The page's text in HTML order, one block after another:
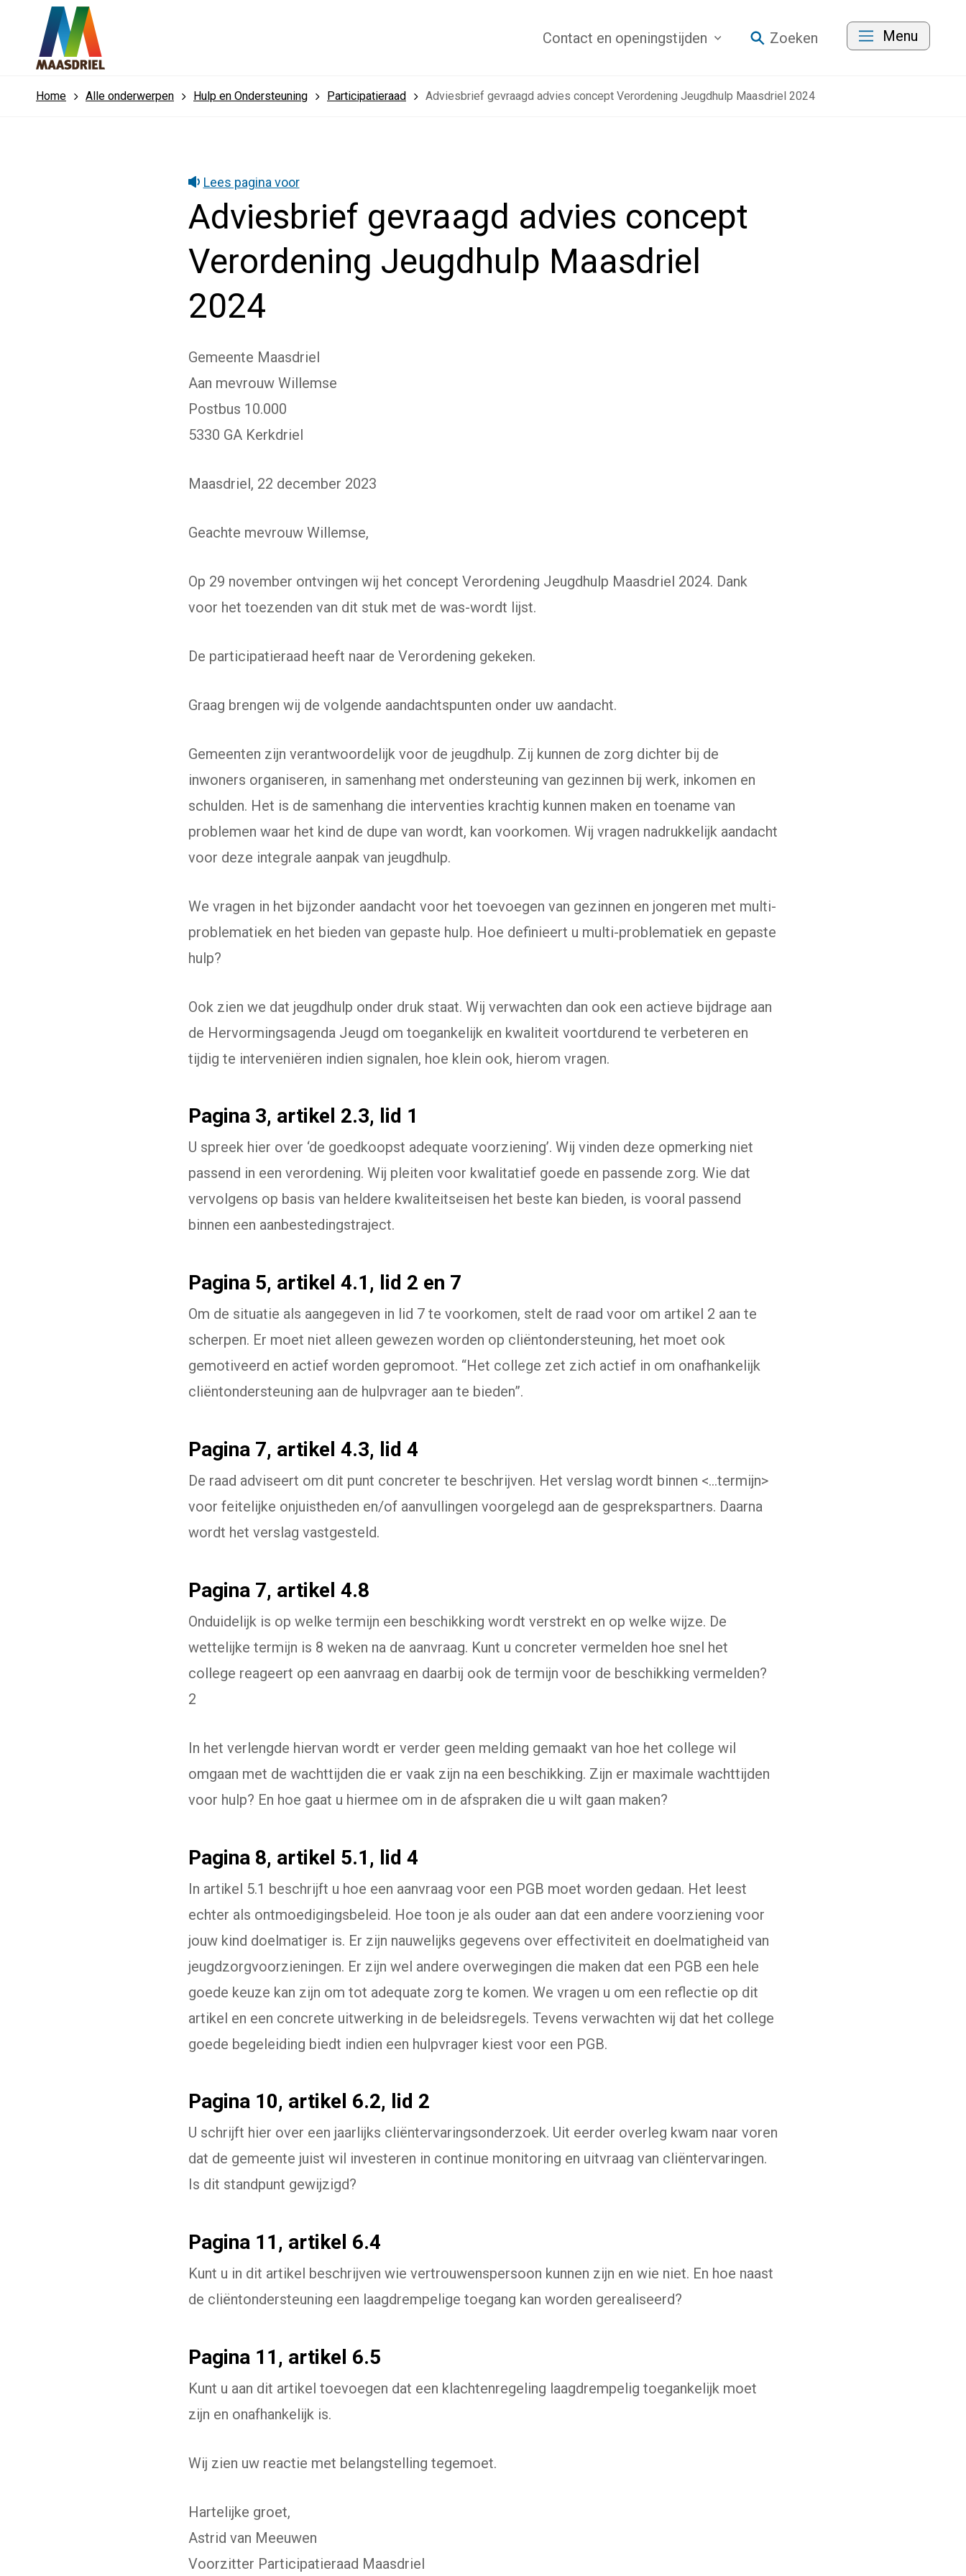
Contact en openingstijden Zoeken Menu
Home Alle onderwerpen Hulp en Ondersteuning Participatieraad Adviesbrief gevraagd advies concept Verordening Jeugdhulp Maasdriel 2024
Lees pagina voor
Adviesbrief gevraagd advies concept
Verordening Jeugdhulp Maasdriel
2024
Gemeente Maasdriel
Aan mevrouw Willemse
Postbus 10.000
5330 GA Kerkdriel
Maasdriel, 22 december 2023
Geachte mevrouw Willemse,
Op 29 november ontvingen wij het concept Verordening Jeugdhulp Maasdriel 2024. Dank
voor het toezenden van dit stuk met de was-wordt lijst.
De participatieraad heeft naar de Verordening gekeken.
Graag brengen wij de volgende aandachtspunten onder uw aandacht.
Gemeenten zijn verantwoordelijk voor de jeugdhulp. Zij kunnen de zorg dichter bij de
inwoners organiseren, in samenhang met ondersteuning van gezinnen bij werk, inkomen en
schulden. Het is de samenhang die interventies krachtig kunnen maken en toename van
problemen waar het kind de dupe van wordt, kan voorkomen. Wij vragen nadrukkelijk aandacht
voor deze integrale aanpak van jeugdhulp.
We vragen in het bijzonder aandacht voor het toevoegen van gezinnen en jongeren met multi-
problematiek en het bieden van gepaste hulp. Hoe definieert u multi-problematiek en gepaste
hulp?
Ook zien we dat jeugdhulp onder druk staat. Wij verwachten dan ook een actieve bijdrage aan
de Hervormingsagenda Jeugd om toegankelijk en kwaliteit voortdurend te verbeteren en
tijdig te interveniëren indien signalen, hoe klein ook, hierom vragen.
Pagina 3, artikel 2.3, lid 1
U spreek hier over ‘de goedkoopst adequate voorziening’. Wij vinden deze opmerking niet
passend in een verordening. Wij pleiten voor kwalitatief goede en passende zorg. Wie dat
vervolgens op basis van heldere kwaliteitseisen het beste kan bieden, is vooral passend
binnen een aanbestedingstraject.
Pagina 5, artikel 4.1, lid 2 en 7
Om de situatie als aangegeven in lid 7 te voorkomen, stelt de raad voor om artikel 2 aan te
scherpen. Er moet niet alleen gewezen worden op cliëntondersteuning, het moet ook
gemotiveerd en actief worden gepromoot. “Het college zet zich actief in om onafhankelijk
cliëntondersteuning aan de hulpvrager aan te bieden”.
Pagina 7, artikel 4.3, lid 4
De raad adviseert om dit punt concreter te beschrijven. Het verslag wordt binnen <…termijn>
voor feitelijke onjuistheden en/of aanvullingen voorgelegd aan de gesprekspartners. Daarna
wordt het verslag vastgesteld.
Pagina 7, artikel 4.8
Onduidelijk is op welke termijn een beschikking wordt verstrekt en op welke wijze. De
wettelijke termijn is 8 weken na de aanvraag. Kunt u concreter vermelden hoe snel het
college reageert op een aanvraag en daarbij ook de termijn voor de beschikking vermelden?
2
In het verlengde hiervan wordt er verder geen melding gemaakt van hoe het college wil
omgaan met de wachttijden die er vaak zijn na een beschikking. Zijn er maximale wachttijden
voor hulp? En hoe gaat u hiermee om in de afspraken die u wilt gaan maken?
Pagina 8, artikel 5.1, lid 4
In artikel 5.1 beschrijft u hoe een aanvraag voor een PGB moet worden gedaan. Het leest
echter als ontmoedigingsbeleid. Hoe toon je als ouder aan dat een andere voorziening voor
jouw kind doelmatiger is. Er zijn nauwelijks gegevens over effectiviteit en doelmatigheid van
jeugdzorgvoorzieningen. Er zijn wel andere overwegingen die maken dat een PGB een hele
goede keuze kan zijn om tot adequate zorg te komen. We vragen u om een reflectie op dit
artikel en een concrete uitwerking in de beleidsregels. Tevens verwachten wij dat het college
goede begeleiding biedt indien een hulpvrager kiest voor een PGB.
Pagina 10, artikel 6.2, lid 2
U schrijft hier over een jaarlijks cliëntervaringsonderzoek. Uit eerder overleg kwam naar voren
dat de gemeente juist wil investeren in continue monitoring en uitvraag van cliëntervaringen.
Is dit standpunt gewijzigd?
Pagina 11, artikel 6.4
Kunt u in dit artikel beschrijven wie vertrouwenspersoon kunnen zijn en wie niet. En hoe naast
de cliëntondersteuning een laagdrempelige toegang kan worden gerealiseerd?
Pagina 11, artikel 6.5
Kunt u aan dit artikel toevoegen dat een klachtenregeling laagdrempelig toegankelijk moet
zijn en onafhankelijk is.
Wij zien uw reactie met belangstelling tegemoet.
Hartelijke groet,
Astrid van Meeuwen
Voorzitter Participatieraad Maasdriel